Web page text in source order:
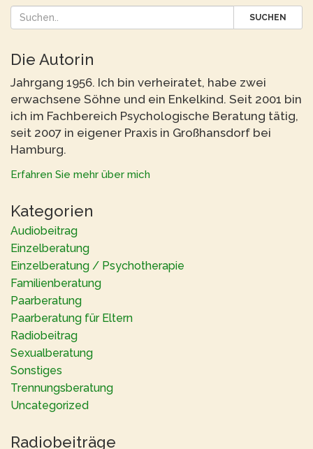
SUCHEN
Die Autorin
Jahrgang 1956. Ich bin verheiratet, habe zwei
erwachsene Söhne und ein Enkelkind. Seit 2001 bin
ich im Fachbereich Psychologische Beratung tätig,
seit 2007 in eigener Praxis in Großhansdorf bei
Hamburg.
Erfahren Sie mehr über mich
Kategorien
Audiobeitrag
Einzelberatung
Einzelberatung / Psychotherapie
Familienberatung
Paarberatung
Paarberatung für Eltern
Radiobeitrag
Sexualberatung
Sonstiges
Trennungsberatung
Uncategorized
Radiobeiträge